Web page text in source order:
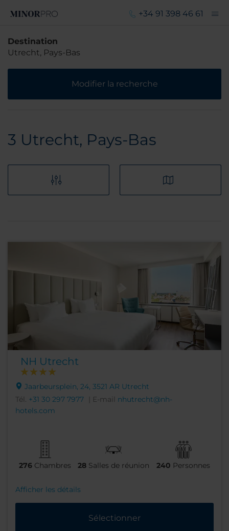
+34 91 398 46 61
Destination
Utrecht, Pays-Bas
Modifier la recherche
3 Utrecht, Pays-Bas
NH Utrecht
Jaarbeursplein, 24, 3521 AR Utrecht
Tél. +31 30 297 7977 | E-mail nhutrecht@nh-
hotels.com
276 Chambres 28 Salles de réunion 240 Personnes
Afficher les détails
Sélectionner